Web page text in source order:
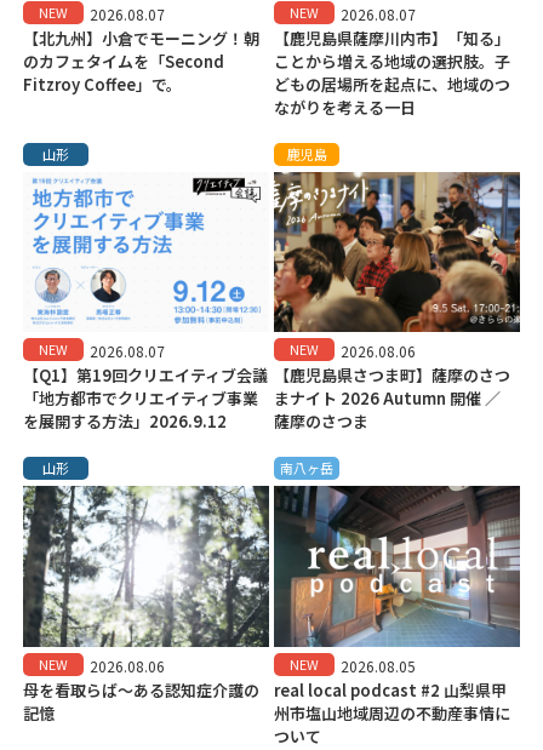
NEW 2026.08.07
【北九州】小倉でモーニング！朝
のカフェタイムを「Second
Fitzroy Coffee」で。
NEW 2026.08.07
【鹿児島県薩摩川内市】「知る」
ことから増える地域の選択肢。子
どもの居場所を起点に、地域のつ
ながりを考える一日
山形
NEW 2026.08.07
【Q1】第19回クリエイティブ会議
「地方都市でクリエイティブ事業
を展開する方法」2026.9.12
鹿児島
NEW 2026.08.06
【鹿児島県さつま町】薩摩のさつ
まナイト 2026 Autumn 開催 ／
薩摩のさつま
山形
NEW 2026.08.06
母を看取らば～ある認知症介護の
記憶
南八ヶ岳
NEW 2026.08.05
real local podcast #2 山梨県甲
州市塩山地域周辺の不動産事情に
ついて